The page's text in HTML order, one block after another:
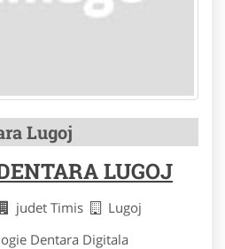
Lugoj
LUGOJ
judet Timis
Lugoj
Dentara Digitala